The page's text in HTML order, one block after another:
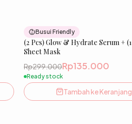
Busui Friendly
(2 Pcs) Glow & Hydrate Serum + (1 Pcs)
Sheet Mask
Rp299.000Rp135.000
Ready stock
Tambah ke Keranjang